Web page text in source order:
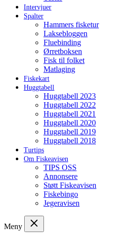
Intervjuer
Spalter
Hammers fisketur
Laksebloggen
Fluebinding
Ørretboksen
Fisk til folket
Matlaging
Fiskekart
Huggtabell
Huggtabell 2023
Huggtabell 2022
Huggtabell 2021
Huggtabell 2020
Huggtabell 2019
Huggtabell 2018
Turtips
Om Fiskeavisen
TIPS OSS
Annonsere
Støtt Fiskeavisen
Fiskebingo
Jegeravisen
Meny